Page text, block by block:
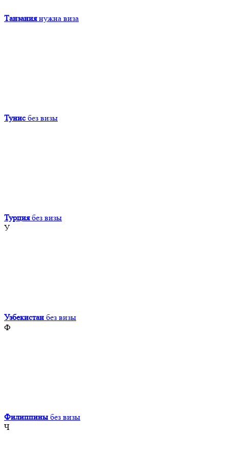
Танзания нужна виза
Тунис без визы
Турция без визы
У
Узбекистан без визы
Ф
Филиппины без визы
Ч